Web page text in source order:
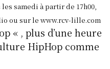
samedi à partir de 17h00,
ou sur le www.rcv-lille.com
« , plus d’une heure
HipHop comme